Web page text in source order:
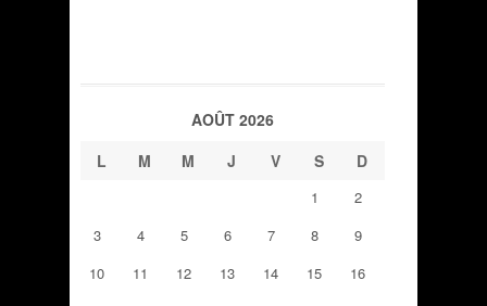
AOÛT 2026
L
M M J V S D
1
2
3
4 5 6 7 8
9
10
11 12 13 14 15
16